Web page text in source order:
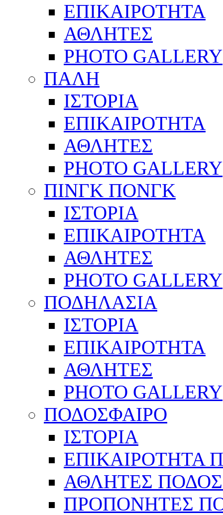
ΕΠΙΚΑΙΡΟΤΗΤΑ
ΑΘΛΗΤΕΣ
PHOTO GALLERY
ΠΑΛΗ
ΙΣΤΟΡΙΑ
ΕΠΙΚΑΙΡΟΤΗΤΑ
ΑΘΛΗΤΕΣ
PHOTO GALLERY
ΠΙΝΓΚ ΠΟΝΓΚ
ΙΣΤΟΡΙΑ
ΕΠΙΚΑΙΡΟΤΗΤΑ
ΑΘΛΗΤΕΣ
PHOTO GALLERY
ΠΟΔΗΛΑΣΙΑ
ΙΣΤΟΡΙΑ
ΕΠΙΚΑΙΡΟΤΗΤΑ
ΑΘΛΗΤΕΣ
PHOTO GALLERY
ΠΟΔΟΣΦΑΙΡΟ
ΙΣΤΟΡΙΑ
ΕΠΙΚΑΙΡΟΤΗΤΑ
ΑΘΛΗΤΕΣ
ΠΡΟΠΟΝΗΤΕΣ